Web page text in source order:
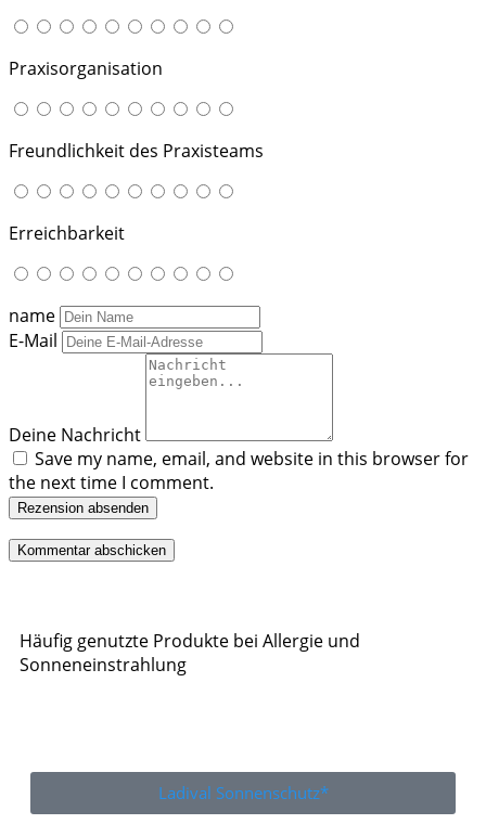
Praxisorganisation
Freundlichkeit des Praxisteams
Erreichbarkeit
name
E-Mail
Deine Nachricht
Save my name, email, and website in this browser for
the next time I comment.
Rezension absenden
Häufig genutzte Produkte bei Allergie und
Sonneneinstrahlung
Ladival Sonnenschutz*